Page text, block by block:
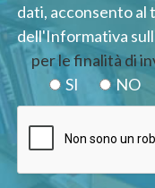
dati, acconsento
dell'Informativa
per le finalità di
SI
NO